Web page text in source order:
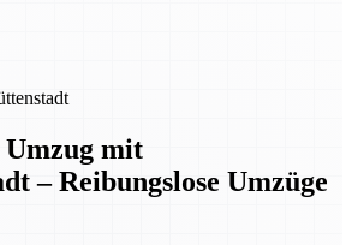
Umzug mit
– Reibungslose Umzüge